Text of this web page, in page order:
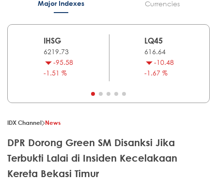
Major Indexes Currencies
IHSG
6219.73
-95.58
-1.51 %
LQ45
616.64
-10.48
-1.67 %
IDX Channel News
DPR Dorong Green SM Disanksi Jika
Terbukti Lalai di Insiden Kecelakaan
Kereta Bekasi Timur